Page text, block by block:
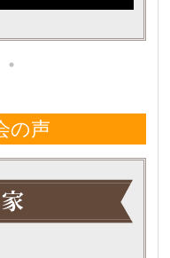
の声